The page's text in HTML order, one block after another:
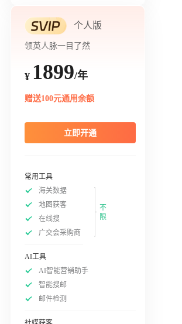
个人版
领英人脉一目了然
¥ 1899/年
赠送100元通用余额
立即开通
常用工具
海关数据
地图获客
在线搜
广交会采购商
不
限
AI工具
AI智能营销助手
智能搜邮
邮件检测